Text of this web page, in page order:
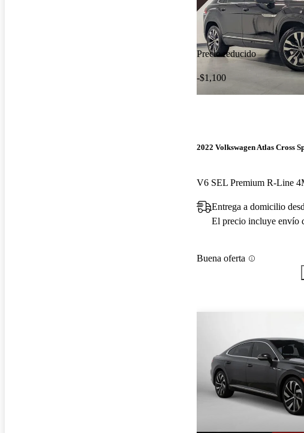
Precio reducido
-$1,100
2022 Volkswagen Atlas Cross
Entrega a domicilio
El precio incluye envío
Buena oferta